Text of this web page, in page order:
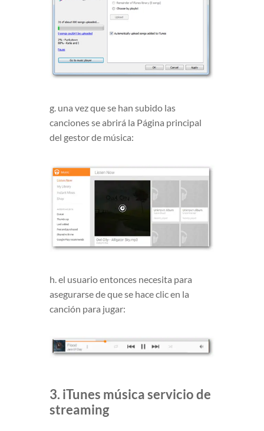
g. una vez que se han subido las
canciones se abrirá la Página principal
del gestor de música:
h. el usuario entonces necesita para
asegurarse de que se hace clic en la
canción para jugar:
3. iTunes música servicio de
streaming